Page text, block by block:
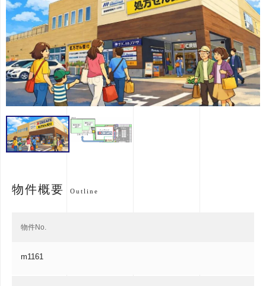
物件概要 Outline
物件No.
m1161